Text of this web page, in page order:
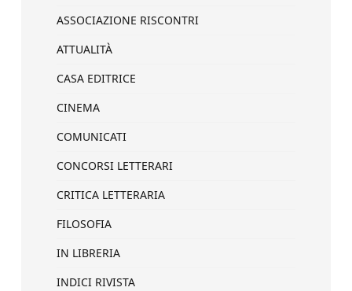
ASSOCIAZIONE RISCONTRI
ATTUALITÀ
CASA EDITRICE
CINEMA
COMUNICATI
CONCORSI LETTERARI
CRITICA LETTERARIA
FILOSOFIA
IN LIBRERIA
INDICI RIVISTA